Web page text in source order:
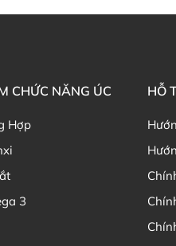
CHỨC NĂNG ÚC
Hợp
3
HỖ